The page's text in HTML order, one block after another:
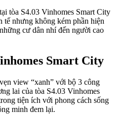
tòa S4.03 Vinhomes Smart City
tế nhưng không kém phần hiện
cư dân nhí đến người cao
Smart City
view “xanh” với bộ 3 công
lai của tòa S4.03 Vinhomes
tiện ích với phong cách sống
minh đem lại.